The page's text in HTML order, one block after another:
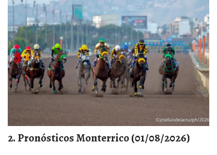
Pronósticos Monterrico (01/08/2026)